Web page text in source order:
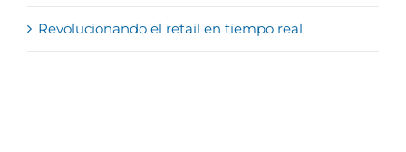
Revolucionando el retail en tiempo real